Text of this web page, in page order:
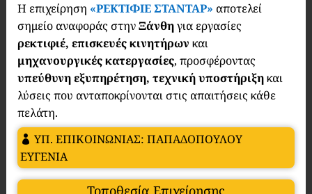
Η επιχείρηση «ΡΕΚΤΙΦΙΕ ΣΤΑΝΤΑΡ» αποτελεί
σημείο αναφοράς στηνΞάνθηγια εργασίες
ρεκτιφιέ, επισκευές κινητήρων και
μηχανουργικές κατεργασίες, προσφέροντας
υπεύθυνη εξυπηρέτηση, τεχνική υποστήριξηκαι
λύσεις που ανταποκρίνονται στις απαιτήσεις κάθε
πελάτη.
ΥΠ. ΕΠΙΚΟΙΝΩΝΙΑΣ: ΠΑΠΑΔΟΠΟΥΛΟΥ
ΕΥΓΕΝΙΑ
Τοποθεσία Επιχείρησης